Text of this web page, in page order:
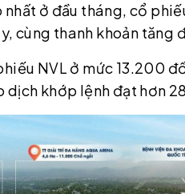
ở đầu tháng, cổ
cùng thanh khoản tăng
NVL ở mức 13.200
khớp lệnh đạt hơn